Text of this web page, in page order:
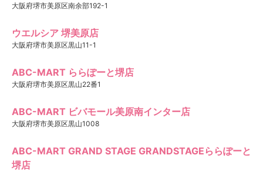
大阪府堺市美原区南余部192-1
ウエルシア 堺美原店
大阪府堺市美原区黒山11-1
ABC-MART ららぽーと堺店
大阪府堺市美原区黒山22番1
ABC-MART ビバモール美原南インター店
大阪府堺市美原区黒山1008
ABC-MART GRAND STAGE GRANDSTAGEららぽーと
堺店